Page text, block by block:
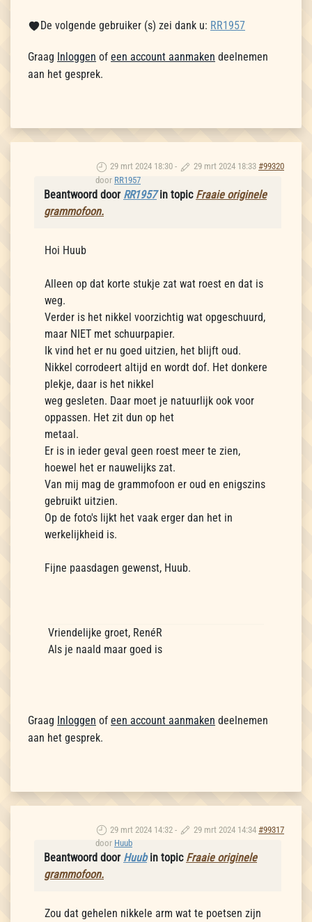
De volgende gebruiker (s) zei dank u: RR1957
Graag Inloggen of een account aanmaken deelnemen
aan het gesprek.
29 mrt 2024 18:30 - 29 mrt 2024 18:33 #99320
door RR1957
Beantwoord door RR1957in topic Fraaie originele
grammofoon.
Hoi Huub
Alleen op dat korte stukje zat wat roest en dat is
weg.
Verder is het nikkel voorzichtig wat opgeschuurd,
maar NIET met schuurpapier.
Ik vind het er nu goed uitzien, het blijft oud.
Nikkel corrodeert altijd en wordt dof. Het donkere
plekje, daar is het nikkel
weg gesleten. Daar moet je natuurlijk ook voor
oppassen. Het zit dun op het
metaal.
Er is in ieder geval geen roest meer te zien,
hoewel het er nauwelijks zat.
Van mij mag de grammofoon er oud en enigszins
gebruikt uitzien.
Op de foto's lijkt het vaak erger dan het in
werkelijkheid is.
Fijne paasdagen gewenst, Huub.
Vriendelijke groet, RenéR
Als je naald maar goed is
Graag Inloggen of een account aanmaken deelnemen
aan het gesprek.
29 mrt 2024 14:32 - 29 mrt 2024 14:34 #99317
door Huub
Beantwoord door Huubin topic Fraaie originele
grammofoon.
Zou dat gehelen nikkele arm wat te poetsen zijn